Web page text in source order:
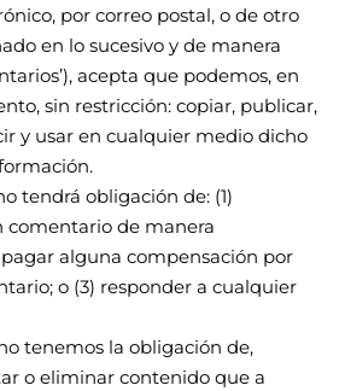
por correo postal, o de otro
en lo sucesivo y de manera
acepta que podemos, en
sin restricción: copiar, publicar,
y usar en cualquier medio dicho
tendrá obligación de: (1)
de manera
alguna compensación por
o (3) responder a cualquier
tenemos la obligación de,
o eliminar contenido que a